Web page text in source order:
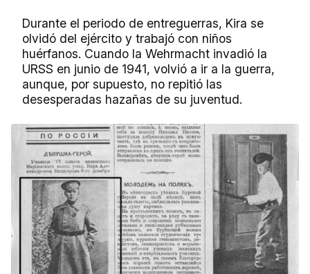
Durante el periodo de entreguerras, Kira se
olvidó del ejército y trabajó con niños
huérfanos. Cuando la Wehrmacht invadió la
URSS en junio de 1941, volvió a ir a la guerra,
aunque, por supuesto, no repitió las
desesperadas hazañas de su juventud.